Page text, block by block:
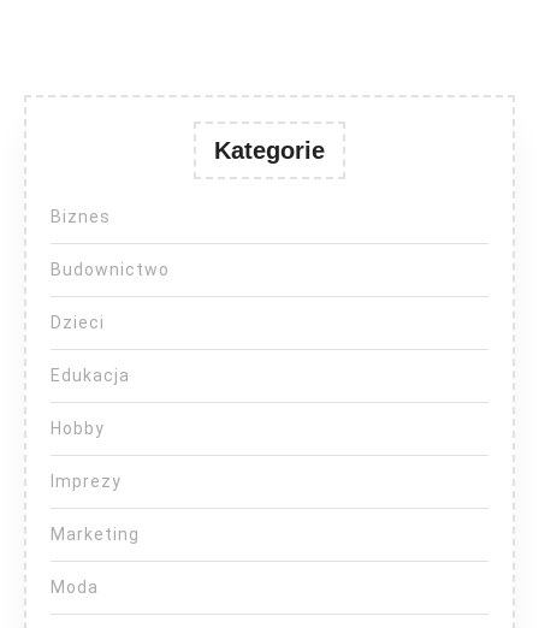
Kategorie
Biznes
Budownictwo
Dzieci
Edukacja
Hobby
Imprezy
Marketing
Moda